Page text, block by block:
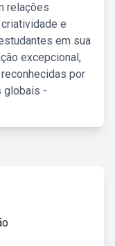
relações
e
em sua
excepcional,
por
globais -